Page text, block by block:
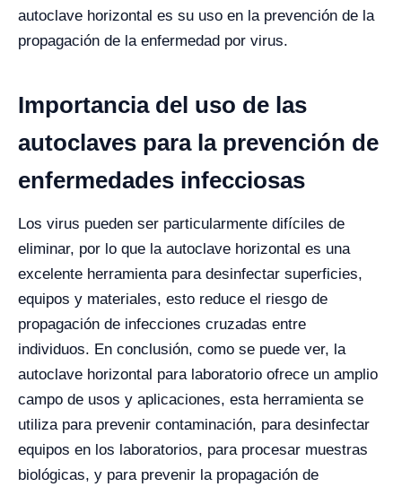
autoclave horizontal es su uso en la prevención de la
propagación de la enfermedad por virus.
Importancia del uso de las
autoclaves para la prevención de
enfermedades infecciosas
Los virus pueden ser particularmente difíciles de
eliminar, por lo que la autoclave horizontal es una
excelente herramienta para desinfectar superficies,
equipos y materiales, esto reduce el riesgo de
propagación de infecciones cruzadas entre
individuos. En conclusión, como se puede ver, la
autoclave horizontal para laboratorio ofrece un amplio
campo de usos y aplicaciones, esta herramienta se
utiliza para prevenir contaminación, para desinfectar
equipos en los laboratorios, para procesar muestras
biológicas, y para prevenir la propagación de